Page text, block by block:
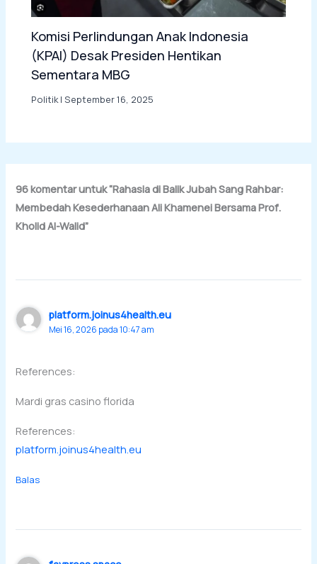
Komisi Perlindungan Anak Indonesia
(KPAI) Desak Presiden Hentikan
Sementara MBG
Politik|September 16, 2025
96 komentar untuk “Rahasia di Balik Jubah Sang Rahbar:
Membedah Kesederhanaan Ali Khamenei Bersama Prof.
Kholid Al-Walid”
platform.joinus4health.eu
Mei 16, 2026 pada 10:47 am
References:
Mardi gras casino florida
References:
platform.joinus4health.eu
Balas